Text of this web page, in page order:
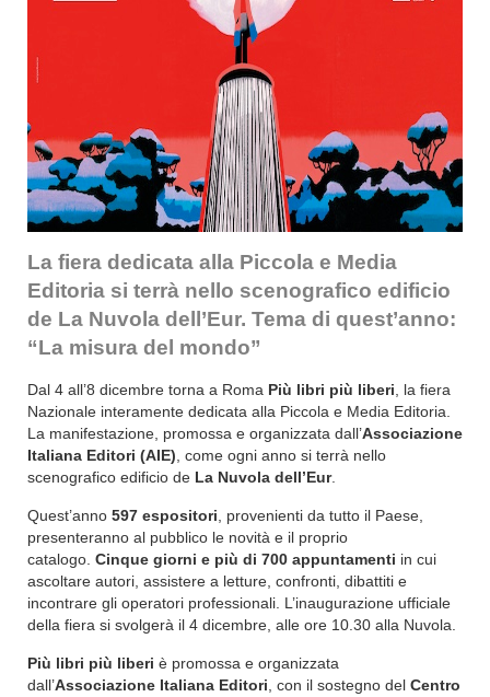
La fiera dedicata alla Piccola e Media
Editoria si terrà nello scenografico edificio
de La Nuvola dell’Eur. Tema di quest’anno:
“La misura del mondo”
Dal 4 all’8 dicembre torna a Roma Più libri più liberi , la fiera
Nazionale interamente dedicata alla Piccola e Media Editoria.
La manifestazione, promossa e organizzata dall’Associazione
Italiana Editori (AIE) , come ogni anno si terrà nello
scenografico edificio de La Nuvola dell’Eur.
Quest’anno 597 espositori , provenienti da tutto il Paese,
presenteranno al pubblico le novità e il proprio
catalogo. Cinque giorni e più di 700 appuntamenti in cui
ascoltare autori, assistere a letture, confronti, dibattiti e
incontrare gli operatori professionali. L’inaugurazione ufficiale
della fiera si svolgerà il 4 dicembre, alle ore 10.30 alla Nuvola.
Più libri più liberi è promossa e organizzata
dall’Associazione Italiana Editori , con il sostegno del Centro